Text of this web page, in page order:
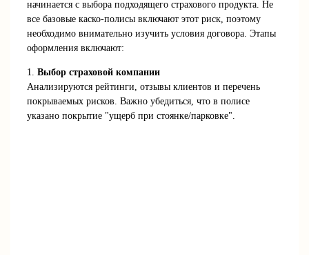
начинается с выбора подходящего страхового продукта. Не
все базовые каско-полисы включают этот риск, поэтому
необходимо внимательно изучить условия договора. Этапы
оформления включают:
1.Выбор страховой компании
Анализируются рейтинги, отзывы клиентов и перечень
покрываемых рисков. Важно убедиться, что в полисе
указано покрытие "ущерб при стоянке/парковке".